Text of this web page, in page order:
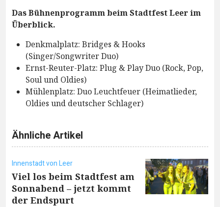
Das Bühnenprogramm beim Stadtfest Leer im
Überblick.
Denkmalplatz: Bridges & Hooks
(Singer/Songwriter Duo)
Ernst-Reuter-Platz: Plug & Play Duo (Rock, Pop,
Soul und Oldies)
Mühlenplatz: Duo Leuchtfeuer (Heimatlieder,
Oldies und deutscher Schlager)
Ähnliche Artikel
Innenstadt von Leer
Viel los beim Stadtfest am
Sonnabend – jetzt kommt
der Endspurt